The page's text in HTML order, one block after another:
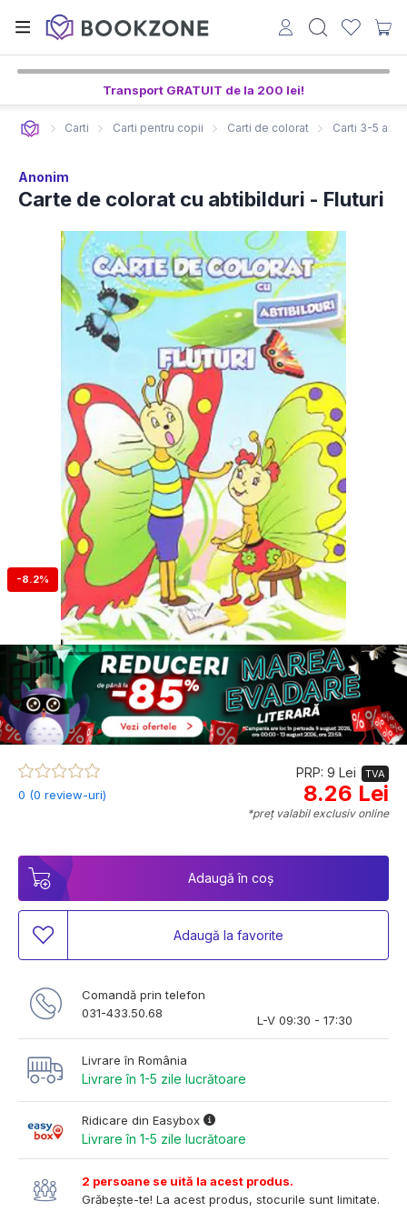
Transport GRATUIT de la 200 lei!
Carti Carti pentru copii Carti de colorat Carti 3-5 ani
Anonim
Carte de colorat cu abtibilduri - Fluturi
-8.2%
0 (0 review-uri)
PRP: 9 Lei TVA
8.26 Lei
*preț valabil exclusiv online
Adaugă în coș
Adaugă la favorite
Comandă prin telefon
031-433.50.68
L-V 09:30 - 17:30
Livrare în România
Livrare în 1-5 zile lucrătoare
Ridicare din Easybox
Livrare în 1-5 zile lucrătoare
2 persoane se uită la acest produs.
Grăbește-te! La acest produs, stocurile sunt limitate.